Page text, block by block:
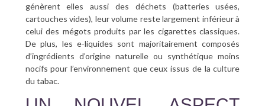
génèrent elles aussi des déchets (batteries usées,
cartouches vides), leur volume reste largement inférieur à
celui des mégots produits par les cigarettes classiques.
De plus, les e-liquides sont majoritairement composés
d’ingrédients d’origine naturelle ou synthétique moins
nocifs pour l’environnement que ceux issus de la culture
du tabac.